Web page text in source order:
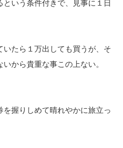
いう条件付きで、見事に１日
たら１万出しても買うが、そ
から貴重な事この上ない。
握りしめて晴れやかに旅立っ